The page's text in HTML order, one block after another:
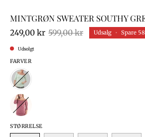
MINTGRØN SWEATER SOUTHY
249,00 kr 599,00 kr Udsalg • Spare
Udsolgt
FARVER
STØRRELSE